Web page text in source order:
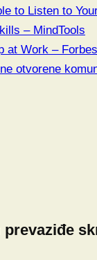
to Listen to
– MindTools
at Work – Forbes
otvorene
prevaziđe